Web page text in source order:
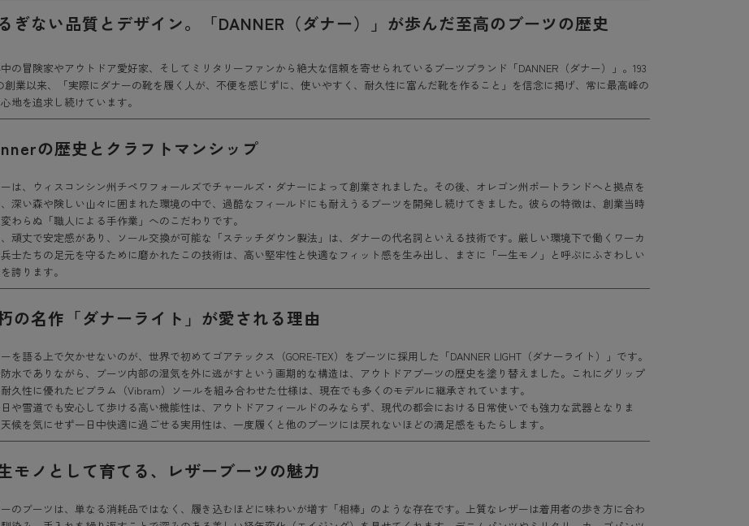
ぎない品質とデザイン。「DANNER（ダナー）」が歩んだ至高のブーツの歴史
の冒険家やアウトドア愛好家、そしてミリタリーファンから絶大な信頼を寄せられているブーツブランド「DANNER（ダナー）」。193
創業以来、「実際にダナーの靴を履く人が、不便を感じずに、使いやすく、耐久性に富んだ靴を作ること」を信念に掲げ、常に最高峰の
地を追求し続けています。
の歴史とクラフトマンシップ
は、ウィスコンシン州チペワフォールズでチャールズ・ダナーによって創業されました。その後、オレゴン州ポートランドへと拠点を
深い森や険しい山々に囲まれた環境の中で、過酷なフィールドにも耐えうるブーツを開発し続けてきました。彼らの特徴は、創業当時
わらぬ「職人による手作業」へのこだわりです。
頑丈で安定感があり、ソール交換が可能な「ステッチダウン製法」は、ダナーの代名詞といえる技術です。厳しい環境下で働くワーカ
士たちの足元を守るために磨かれたこの技術は、高い堅牢性と快適なフィット感を生み出し、まさに「一生モノ」と呼ぶにふさわしい
誇ります。
の名作「ダナーライト」が愛される理由
を語る上で欠かせないのが、世界で初めてゴアテックス（GORE-TEX）をブーツに採用した「DANNER LIGHT（ダナーライト）」です。
水でありながら、ブーツ内部の湿気を外に逃がすという画期的な構造は、アウトドアブーツの歴史を塗り替えました。これにグリップ
久性に優れたビブラム（Vibram）ソールを組み合わせた仕様は、現在でも多くのモデルに継承されています。
や雪道でも安心して歩ける高い機能性は、アウトドアフィールドのみならず、現代の都会における日常使いでも強力な武器となりま
候を気にせず一日中快適に過ごせる実用性は、一度履くと他のブーツには戻れないほどの満足感をもたらします。
モノとして育てる、レザーブーツの魅力
のブーツは、単なる消耗品ではなく、履き込むほどに味わいが増す「相棒」のような存在です。上質なレザーは着用者の歩き方に合わ